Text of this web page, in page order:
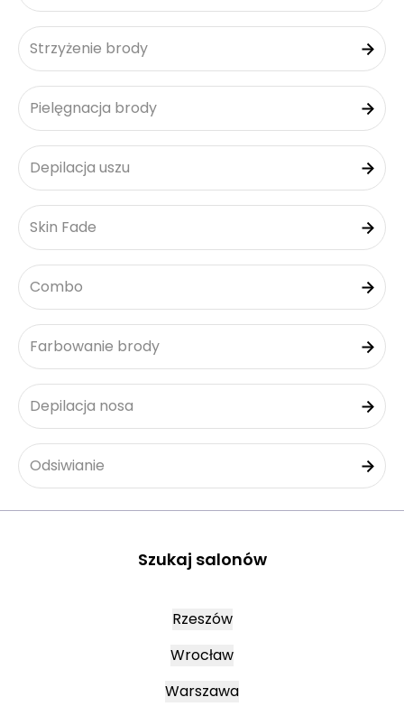
Strzyżenie brody
Pielęgnacja brody
Depilacja uszu
Skin Fade
Combo
Farbowanie brody
Depilacja nosa
Odsiwianie
Szukaj salonów
Rzeszów
Wrocław
Warszawa